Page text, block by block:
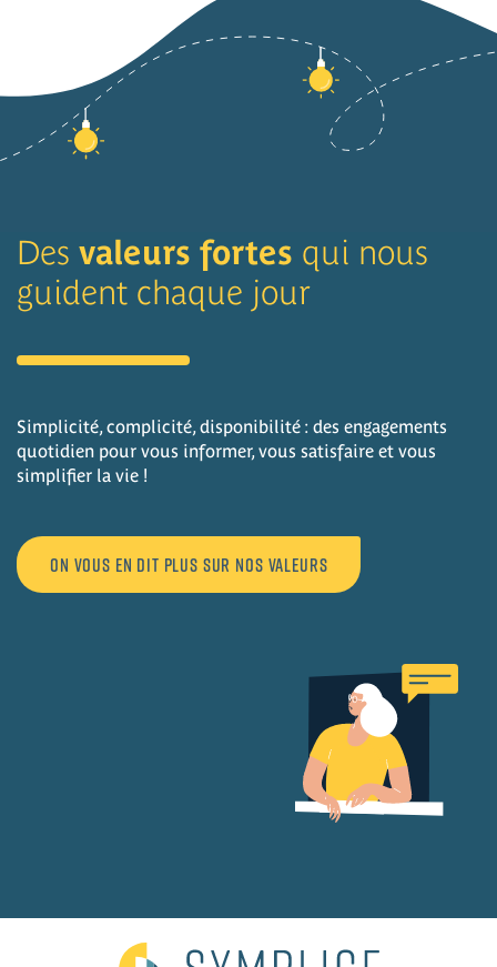
Des valeurs fortes qui nous
guident chaque jour
Simplicité, complicité, disponibilité : des engagements
quotidien pour vous informer, vous satisfaire et vous
simplifier la vie !
On vous en dit plus sur nos valeurs